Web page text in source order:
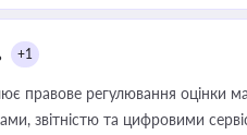
+1
правове регулювання оцінки
звітністю та цифровими